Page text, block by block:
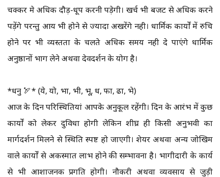
चक्कर मे अधिक दौड़-धूप करनी पड़ेगी। खर्च भी बजट से अधिक करने
पड़ेंगे परन्तु आय भी होने से ज्यादा अखरेंगे नही। धार्मिक कार्यों में रुचि
होने पर भी व्यस्तता के चलते अधिक समय नही दे पाएंगे धार्मिक
अनुष्ठानों भाग लेने अथवा देवदर्शन के योग है।
*धनु 🏹* (ये, यो, भा, भी, भू, ध, फा, ढा, भे)
आज के दिन परिस्थितियां आपके अनुकूल रहेंगी। दिन के आरंभ में कुछ
कार्यों को लेकर दुविधा होगी लेकिन शीघ्र ही किसी अनुभवी का
मार्गदर्शन मिलने से स्थिति स्पष्ट हो जाएगी। शेयर अथवा अन्य जोखिम
वाले कार्यों से अकस्मात लाभ होने की सम्भावना है। भागीदारी के कार्य
से भी आशाजनक प्रगति होगी। नौकरी अथवा व्यवसाय से जुड़ी